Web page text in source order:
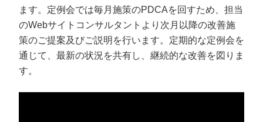
ます。定例会では毎月施策のPDCAを回すため、担当
のWebサイトコンサルタントより次月以降の改善施
策のご提案及びご説明を行います。定期的な定例会を
通じて、最新の状況を共有し、継続的な改善を図りま
す。